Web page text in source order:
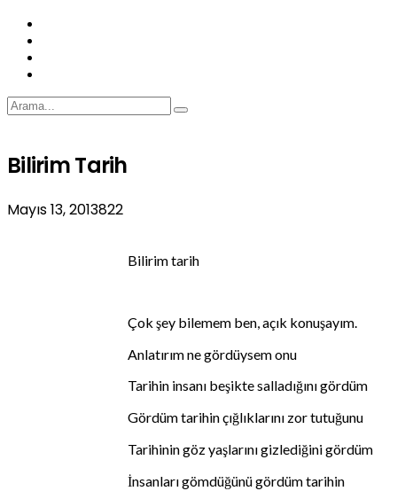
Bilirim Tarih
Mayıs 13, 2013822
Bilirim tarih
Çok şey bilemem ben, açık konuşayım.
Anlatırım ne gördüysem onu
Tarihin insanı beşikte salladığını gördüm
Gördüm tarihin çığlıklarını zor tutuğunu
Tarihinin göz yaşlarını gizlediğini gördüm
İnsanları gömdüğünü gördüm tarihin